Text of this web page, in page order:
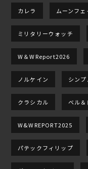
カレラ ムーンフェ
ミリタリーウォッチ
W＆WReport2026
ノルケイン シンプ
クラシカル ベル＆
W&WREPORT2025
パテックフィリップ